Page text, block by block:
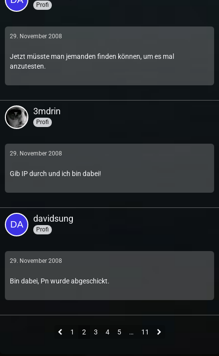
Profi
29. November 2008
Jetzt müsste man jemanden finden können, um es mal
anzutesten.
3mdrin
Profi
29. November 2008
Gib IP durch und ich bin dabei!
davidsung
Profi
29. November 2008
Bin dabei, Pn wurde abgeschickt.
1 2 3 4 5 … 11